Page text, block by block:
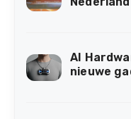
AI
nieuwe